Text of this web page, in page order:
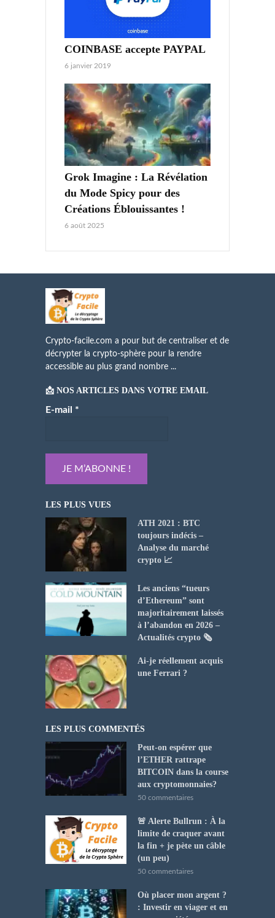
COINBASE accepte PAYPAL
6 janvier 2019
Grok Imagine : La Révélation
du Mode Spicy pour des
Créations Éblouissantes !
6 août 2025
Crypto-facile.com a pour but de centraliser et de
décrypter la crypto-sphère pour la rendre
accessible au plus grand nombre ...
📩 NOS ARTICLES DANS VOTRE EMAIL
E-mail *
LES PLUS VUES
ATH 2021 : BTC
toujours indécis –
Analyse du marché
crypto 📈
Les anciens “tueurs
d’Ethereum” sont
majoritairement laissés
à l’abandon en 2026 –
Actualités crypto 🗞️
Ai-je réellement acquis
une Ferrari ?
LES PLUS COMMENTÉS
Peut-on espérer que
l’ETHER rattrape
BITCOIN dans la course
aux cryptomonnaies?
50 commentaires
🚨 Alerte Bullrun : À la
limite de craquer avant
la fin + je pète un câble
(un peu)
50 commentaires
Où placer mon argent ?
: Investir en viager et en